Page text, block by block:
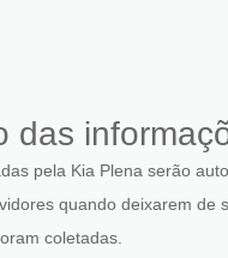
das
pela Kia Plena serão
quando deixarem de
coletadas.